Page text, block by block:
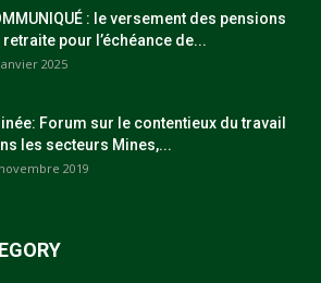
: le versement des pensions
retraite pour l’échéance de...
2025
Forum sur le contentieux du travail
les secteurs Mines,...
2019